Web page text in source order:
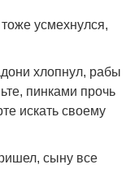
усмехнулся,
хлопнул, рабы
пинками прочь
искать своему
сыну все